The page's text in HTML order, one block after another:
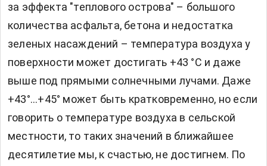
за эффекта "теплового острова" – большого
количества асфальта, бетона и недостатка
зеленых насаждений – температура воздуха у
поверхности может достигать +43 °C и даже
выше под прямыми солнечными лучами. Даже
+43°...+45° может быть кратковременно, но если
говорить о температуре воздуха в сельской
местности, то таких значений в ближайшее
десятилетие мы, к счастью, не достигнем. По